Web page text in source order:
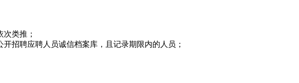
类推；
招聘应聘人员诚信档案库，且记录期限内的人员；